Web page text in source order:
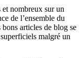
et nombreux sur un
de l’ensemble du
articles de blog se
malgré un